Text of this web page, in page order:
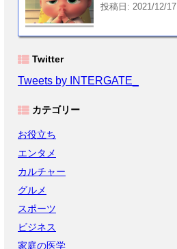
投稿日: 2021/12/17
Twitter
Tweets by INTERGATE_
カテゴリー
お役立ち
エンタメ
カルチャー
グルメ
スポーツ
ビジネス
家庭の医学